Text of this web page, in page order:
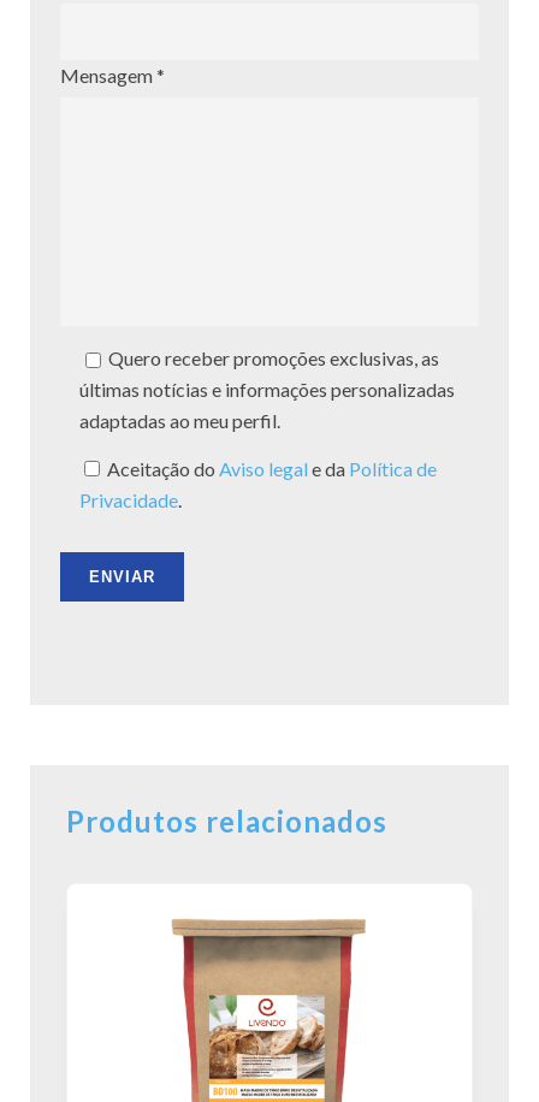
Mensagem *
Quero receber promoções exclusivas, as
últimas notícias e informações personalizadas
adaptadas ao meu perfil.
Aceitação do Aviso legale da Política de
Privacidade.
Produtos relacionados